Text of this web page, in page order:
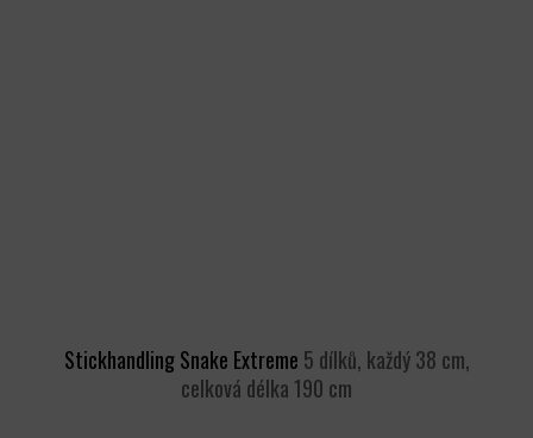
Stickhandling Snake Extreme 5 dílků, každý 38 cm,
celková délka 190 cm